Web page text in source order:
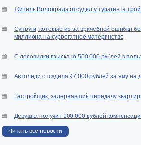
Житель Волгограда отсудил у турагента
Супруги, которые из-за врачебной ошибки
миллиона на суррогатное материнство
С лесопилки взыскано 500 000 рублей в
Автоледи отсудила 97 000 рублей за яму на
Застройщик, задержавший передачу
Девушка получит 100 000 рублей
Читать все новости